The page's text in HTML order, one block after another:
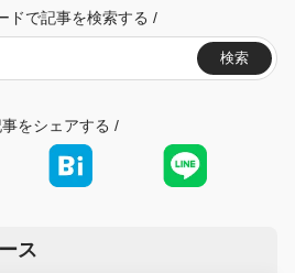
ドで記事を検索する /
検索
をシェアする /
ス